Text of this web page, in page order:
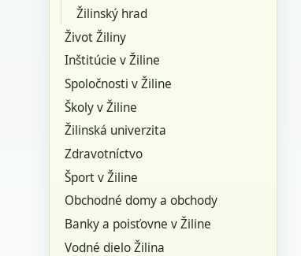
Žilinský hrad
Život Žiliny
Inštitúcie v Žiline
Spoločnosti v Žiline
Školy v Žiline
Žilinská univerzita
Zdravotníctvo
Šport v Žiline
Obchodné domy a obchody
Banky a poisťovne v Žiline
Vodné dielo Žilina